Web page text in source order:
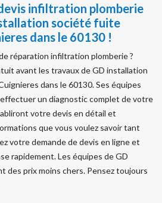
infiltration plomberie
société fuite
dans le 60130 !
réparation infiltration plomberie ?
avant les travaux de GD installation
dans le 60130. Ses équipes
un diagnostic complet de votre
votre devis en détail et
que vous voulez savoir tant
votre demande de devis en ligne et
rapidement. Les équipes de GD
des prix moins chers. Pensez toujours